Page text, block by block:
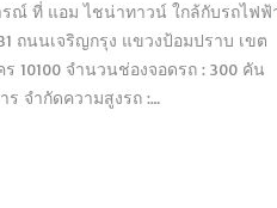
ณ์ ที่ แอม ไชน่าทาวน์ ใกล้กับรถไฟฟ้
ถนนเจริญกรุง แขวงป้อมปราบ เขต
10100 จำนวนช่องจอดรถ : 300 คัน
ร จำกัดความสูงรถ :…